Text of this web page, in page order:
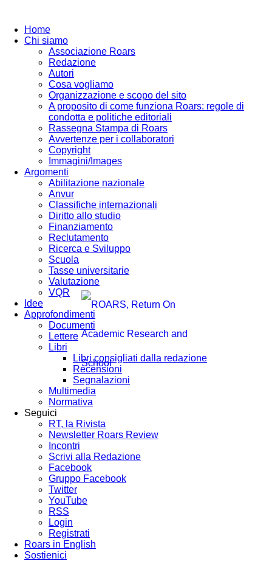
Home
Chi siamo
Associazione Roars
Redazione
Autori
Cosa vogliamo
Organizzazione e scopo del sito
A proposito di come funziona Roars: regole di
condotta e politiche editoriali
Rassegna Stampa di Roars
Avvertenze per i collaboratori
Copyright
Immagini/Images
Argomenti
Abilitazione nazionale
Anvur
Classifiche internazionali
Diritto allo studio
Finanziamento
Reclutamento
Ricerca e Sviluppo
Scuola
Tasse universitarie
Valutazione
VQR
Idee
Approfondimenti
Documenti
Lettere
Libri
Libri consigliati dalla redazione
Recensioni
Segnalazioni
Multimedia
Normativa
Seguici
RT, la Rivista
Newsletter Roars Review
Incontri
Scrivi alla Redazione
Facebook
Gruppo Facebook
Twitter
YouTube
RSS
Login
Registrati
Roars in English
Sostienici